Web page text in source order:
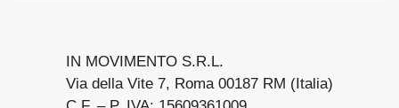
IN MOVIMENTO S.R.L.
Via della Vite 7, Roma 00187 RM (Italia)